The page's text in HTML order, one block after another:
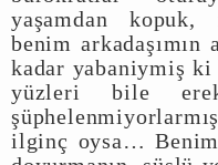
yaşamdan kopuk,
benim arkadaşımın
kadar yabaniymiş ki
yüzleri bile
ilginç oysa… Benim